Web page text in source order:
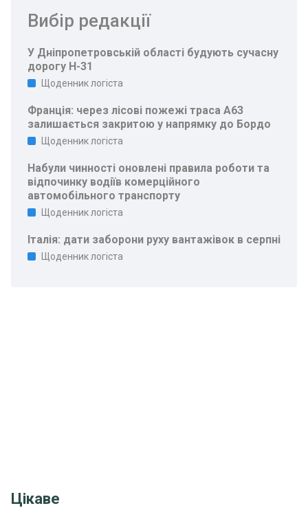
Вибір редакції
У Дніпропетровській області будують сучасну
дорогу Н-31
Щоденник логіста
Франція: через лісові пожежі траса A63
залишається закритою у напрямку до Бордо
Щоденник логіста
Набули чинності оновлені правила роботи та
відпочинку водіїв комерційного
автомобільного транспорту
Щоденник логіста
Італія: дати заборони руху вантажівок в серпні
Щоденник логіста
Цікаве